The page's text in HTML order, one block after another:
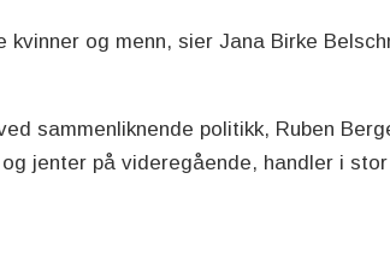
og menn, sier Jana Birke
sammenliknende politikk, Ruben
jenter på videregående, handler i